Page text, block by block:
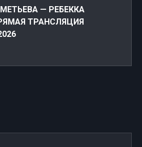
— РЕБЕККА
ТРАНСЛЯЦИЯ